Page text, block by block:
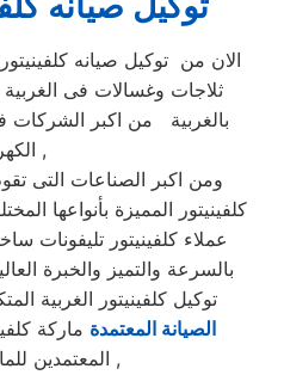
الان من توكيل صيانه
ثلاجات وغسالات فى
بالغربية من اكبر الشركات
الكهربائيه ,
ومن اكبر الصناعات التى
كلفينيتور المميزة بأنواعها
عملاء كلفينيتور تليفونات
بالسرعة والتميز والخبرة
توكيل كلفينيتور الغربية
الصيانة المعتمدة ماركة
المعتمدين للماركات العالمية ,